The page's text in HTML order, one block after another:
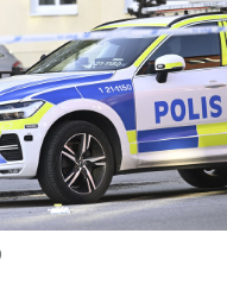
calcio 2026